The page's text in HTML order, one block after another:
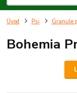
Úvod Psi Granule
Bohemia